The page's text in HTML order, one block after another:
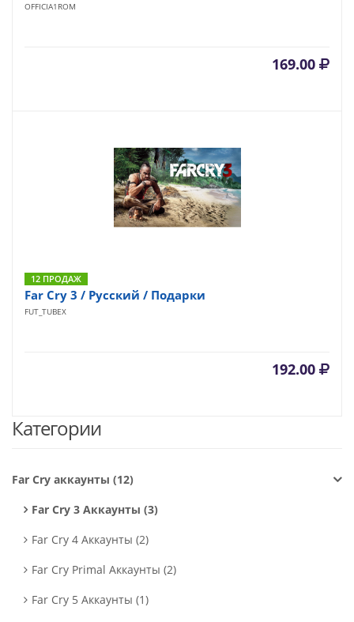
OFFICIA1ROM
169.00
12 ПРОДАЖ
Far Cry 3 / Русский / Подарки
FUT_TUBEX
192.00
Категории
Far Cry аккаунты (12)
Far Cry 3 Аккаунты (3)
Far Cry 4 Аккаунты (2)
Far Cry Primal Аккаунты (2)
Far Cry 5 Аккаунты (1)